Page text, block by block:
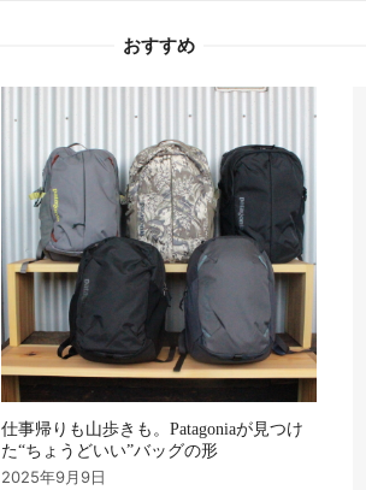
おすすめ
仕事帰りも山歩きも。Patagoniaが見つけ
た“ちょうどいい”バッグの形
2025年9月9日